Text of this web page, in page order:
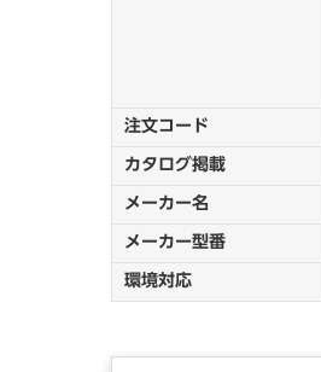
注文コード
カタログ掲載
メーカー名
メーカー型番
環境対応